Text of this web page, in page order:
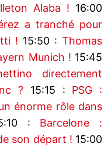
Alaba ! 16:00
a tranché pour
! 15:50 : Thomas
Munich ! 15:45
directement
? 15:15 : PSG :
énorme rôle dans
: Barcelone :
son départ ! 15:00